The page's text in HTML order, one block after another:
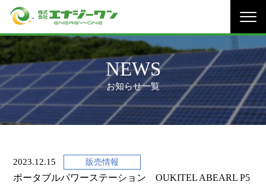
TOP
NEWS
製品販売
事業内容
太陽光発電システム
PPAモデル
企業情報
NEWS
お知らせ一覧
2023.12.15 販売情報
ポータブルパワーステーション OUKITEL ABEARL P5